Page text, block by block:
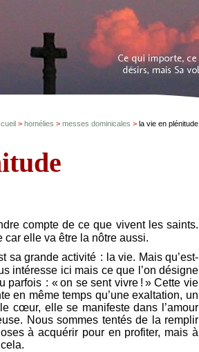
homélies messes dominicales la vie en plénitude
compte de ce que vivent les saints.
car elle va être la nôtre aussi.
sa grande activité : la vie. Mais qu’est-
intéresse ici mais ce que l’on désigne
parfois : « on se sent vivre ! » Cette vie
en même temps qu’une exaltation, un
cœur, elle se manifeste dans l’amour
Nous sommes tentés de la remplir
à acquérir pour en profiter, mais à